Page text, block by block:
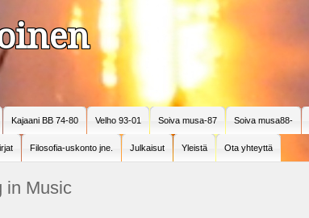
Kajaani BB 74-80 Velho 93-01 Soiva musa-87 Soiva musa88-
Filosofia-uskonto jne. Julkaisut Yleistä Ota yhteyttä
in Music